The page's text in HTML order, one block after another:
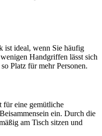
ist ideal, wenn Sie häufig
Handgriffen lässt sich
Platz für mehr Personen.
für eine gemütliche
ein. Durch die
am Tisch sitzen und